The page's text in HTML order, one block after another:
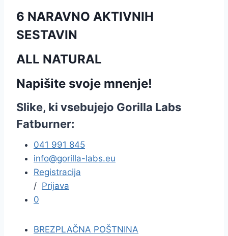
6 NARAVNO AKTIVNIH
SESTAVIN
ALL NATURAL
Napišite svoje mnenje!
Slike, ki vsebujejo Gorilla Labs
Fatburner:
041 991 845
info@gorilla-labs.eu
Registracija
/ Prijava
0
BREZPLAČNA POŠTNINA